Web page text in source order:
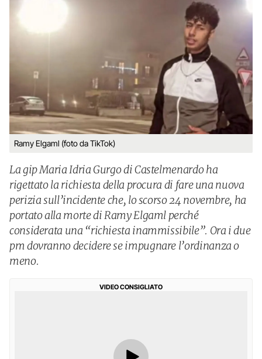
Ramy Elgaml (foto da TikTok)
La gip Maria Idria Gurgo di Castelmenardo ha
rigettato la richiesta della procura di fare una nuova
perizia sull’incidente che, lo scorso 24 novembre, ha
portato alla morte di Ramy Elgaml perché
considerata una “richiesta inammissibile”. Ora i due
pm dovranno decidere se impugnare l’ordinanza o
meno.
VIDEO CONSIGLIATO